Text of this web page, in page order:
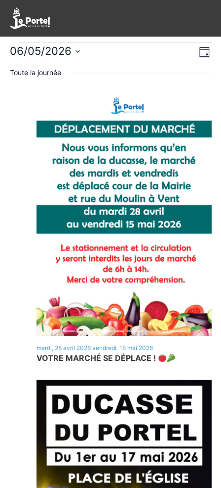
Évènements
for
par
Jour
06/05/2026
une
Toute la journée
VOTRE MARCHÉ SE DÉPLACE !
mardi, 28 avril 2026 vendredi, 15 mai 2026